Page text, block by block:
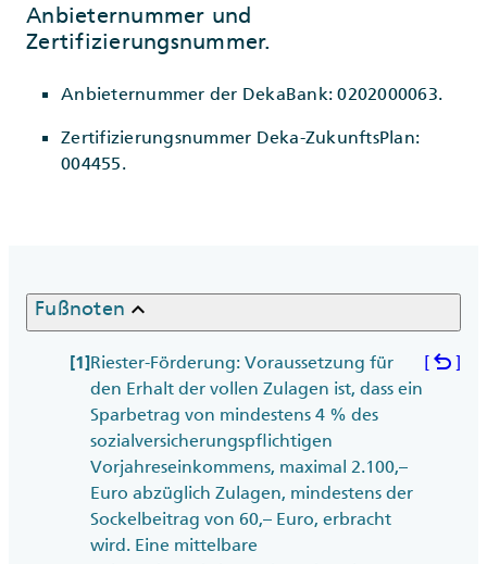
Anbieternummer und
Zertifizierungsnummer.
Anbieternummer der DekaBank: 0202000063.
Zertifizierungsnummer Deka-ZukunftsPlan:
004455.
Fußnoten keyboard_arrow_up
[1]Riester-Förderung: Voraussetzung für
den Erhalt der vollen Zulagen ist, dass ein
Sparbetrag von mindestens 4 % des
sozialversicherungspflichtigen
Vorjahreseinkommens, maximal 2.100,–
Euro abzüglich Zulagen, mindestens der
Sockelbeitrag von 60,– Euro, erbracht
wird. Eine mittelbare
[ undo ]